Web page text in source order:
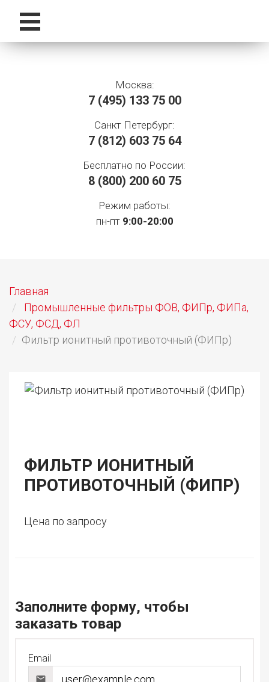
Москва:
7 (495) 133 75 00
Санкт Петербург:
7 (812) 603 75 64
Бесплатно по России:
8 (800) 200 60 75
Режим работы:
пн-пт 9:00-20:00
Главная
Промышленные фильтры ФОВ, ФИПр, ФИПа,
ФСУ, ФСД, ФЛ
Фильтр ионитный противоточный (ФИПр)
ФИЛЬТР ИОНИТНЫЙ
ПРОТИВОТОЧНЫЙ (ФИПР)
Цена по запросу
Заполните форму, чтобы
заказать товар
Email